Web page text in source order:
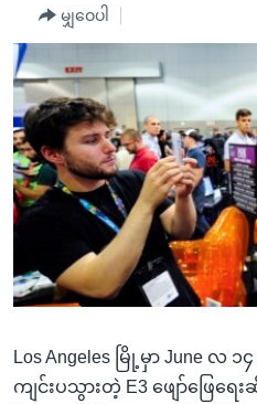
ကျော်
ကြည့်
ရန်
ပင်မ
အ
ညွန်း
ကျော်
ရန်
ရှာဖွေ
အစ္စရေး-ပါလက်စတိုင်း
အင်္ဂလိပ်စာလေ့လာမယ်
အမေရိကန်သုံးအီဒီယံ
မကြေးမုံရဲ့ အင်္ဂလိပ်စာ
ရုပ်ရှင်ထဲက အင်္ဂလိပ်စာ
သုတပဒေသာ အင်္ဂလိပ်စာ
အပတ်စဉ်ကဏ္ဍများ
ရေဒီယို
တီဗွီ
ရေဒီယိုနှင့်ရုပ်သံ အချက်အလက်မ
ရေဒီယို/တီဗွီအစီအစဉ်
Learning English
ဗွီအိုအေ လူမှုကွန်ယက်များ
ဘာသာစကားများ
မျှဝေပါ
Los Angeles မြို့မှာ June
ကျင်းပသွားတဲ့ E3 ဖျော်ဖြေရေး